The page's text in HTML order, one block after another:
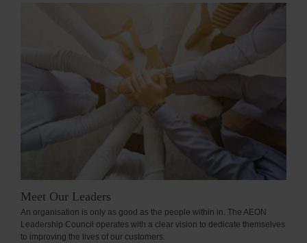
Meet Our Leaders
An organisation is only as good as the people within in. The AEON
Leadership Council operates with a clear vision to dedicate themselves
to improving the lives of our customers.